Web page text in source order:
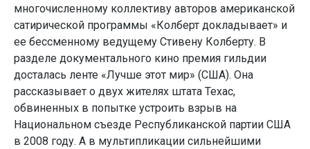
многочисленному коллективу авторов американской
сатирической программы «Колберт докладывает» и
ее бессменному ведущему Стивену Колберту. В
разделе документального кино премия гильдии
досталась ленте «Лучше этот мир» (США). Она
рассказывает о двух жителях штата Техас,
обвиненных в попытке устроить взрыв на
Национальном съезде Республиканской партии США
в 2008 году. А в мультипликации сильнейшими